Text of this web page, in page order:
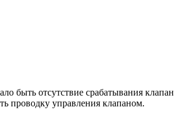
быть отсутствие срабатывания
проводку управления клапаном.